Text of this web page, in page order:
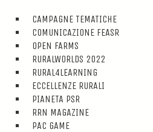
CAMPAGNE TEMATICHE
COMUNICAZIONE FEASR
OPEN FARMS
RURALWORLDS 2022
RURAL4LEARNING
ECCELLENZE RURALI
PIANETA PSR
RRN MAGAZINE
PAC GAME